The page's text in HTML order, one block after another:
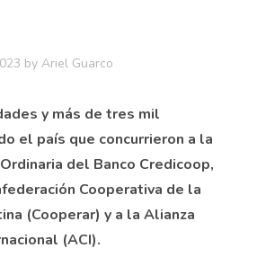
by Ariel Guarco
y más de tres mil
el país que concurrieron a la
del Banco Credicoop,
Cooperativa de la
(Cooperar) y a la Alianza
(ACI).